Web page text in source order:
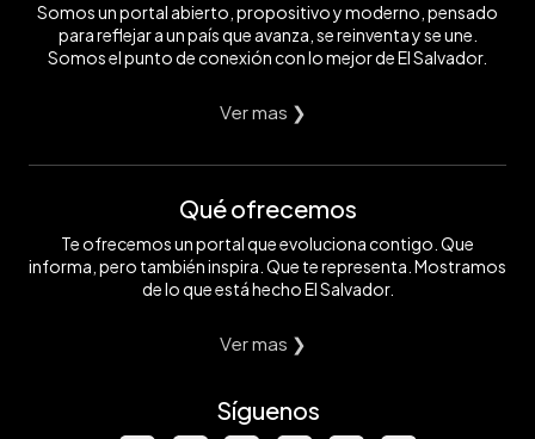
Somos un portal abierto, propositivo y moderno, pensado
para reflejar a un país que avanza, se reinventa y se une.
Somos el punto de conexión con lo mejor de El Salvador.
Ver mas ❯
Qué ofrecemos
Te ofrecemos un portal que evoluciona contigo. Que
informa, pero también inspira. Que te representa. Mostramos
de lo que está hecho El Salvador.
Ver mas ❯
Síguenos